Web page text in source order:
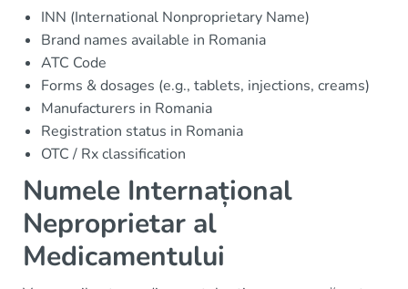
INN (International Nonproprietary Name)
Brand names available in Romania
ATC Code
Forms & dosages (e.g., tablets, injections, creams)
Manufacturers in Romania
Registration status in Romania
OTC / Rx classification
Numele Internațional
Neproprietar al
Medicamentului